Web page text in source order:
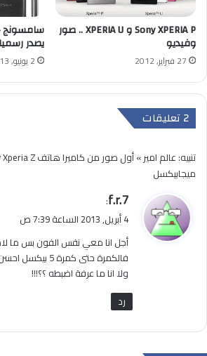
Sony XPERIA P و XPERIA U .. صور
وفيديو
27 فبراير, 2012
يصدر رسميا 21 الحالي
2 يونيو, 2013
‫2 تعليقات
تنبيه:
ميجابيكسل
ي
ق
ل
f.r.7
:
4 أبريل, 2013 الساعة 7:39 ص
أجل انا معي نفس الفون بس ما
فالكمرة حتى كمرة 5 بيكسل احسن من تصويره
ولا انا ما عرفة اضبطه ؟؟!!!
رد